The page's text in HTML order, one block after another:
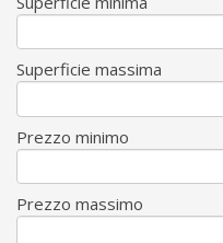
Superficie massima
Prezzo minimo
Prezzo massimo